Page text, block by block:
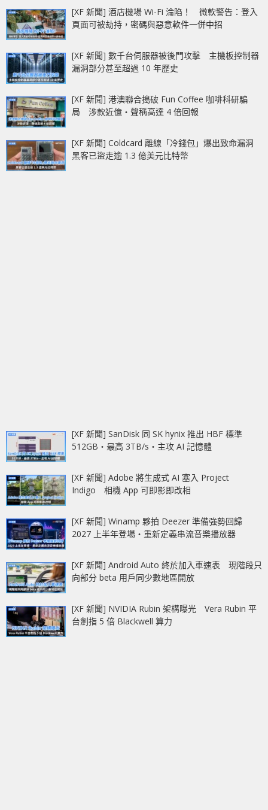
[XF 新聞] 酒店機場 Wi-Fi 淪陷！ 微軟警告：登入
頁面可被劫持，密碼與惡意軟件一併中招
[XF 新聞] 數千台伺服器被後門攻擊 主機板控制器
漏洞部分甚至超過 10 年歷史
[XF 新聞] 港澳聯合搗破 Fun Coffee 咖啡科研騙
局 涉款近億‧聲稱高達 4 倍回報
[XF 新聞] Coldcard 離線「冷錢包」爆出致命漏洞
黑客已盜走逾 1.3 億美元比特幣
[XF 新聞] SanDisk 同 SK hynix 推出 HBF 標準
512GB‧最高 3TB/s‧主攻 AI 記憶體
[XF 新聞] Adobe 將生成式 AI 塞入 Project
Indigo 相機 App 可即影即改相
[XF 新聞] Winamp 夥拍 Deezer 準備強勢回歸
2027 上半年登場‧重新定義串流音樂播放器
[XF 新聞] Android Auto 終於加入車速表 現階段只
向部分 beta 用戶同少數地區開放
[XF 新聞] NVIDIA Rubin 架構曝光 Vera Rubin 平
台劍指 5 倍 Blackwell 算力